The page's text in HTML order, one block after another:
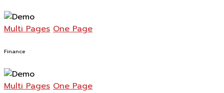
Multi Pages One Page
Finance
Multi Pages One Page